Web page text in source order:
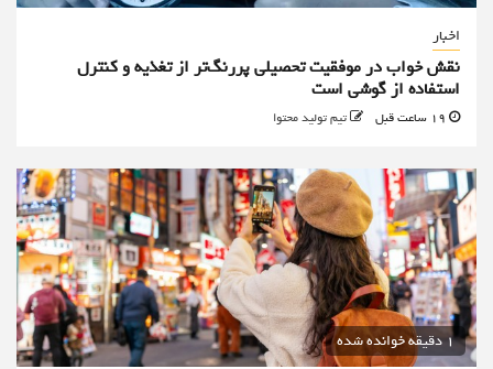
اخبار
نقش خواب در موفقیت تحصیلی پررنگ‌تر از تغذیه و کنترل
استفاده از گوشی است
تیم تولید محتوا
1 دقیقه خوانده شده